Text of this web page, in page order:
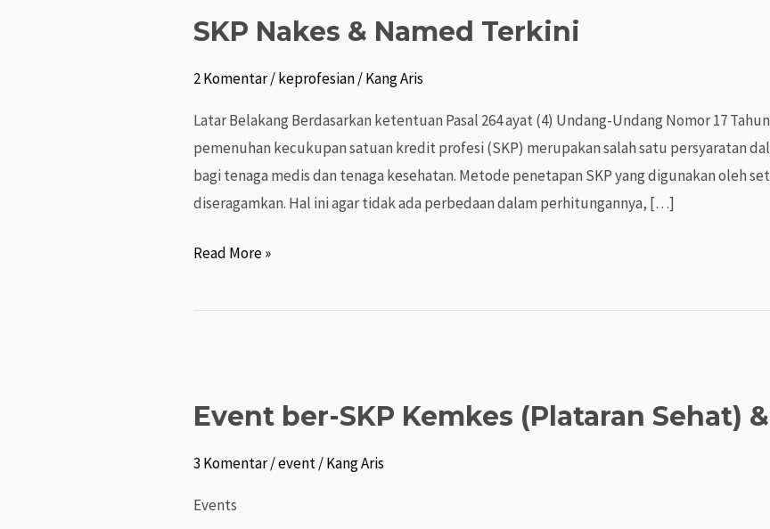
SKP Nakes & Named Terkini
2 Komentar/keprofesian/Kang Aris
Latar Belakang Berdasarkan ketentuan Pasal 264 ayat (4) Undang-Undang Nomor 17
pemenuhan kecukupan satuan kredit profesi (SKP) merupakan salah satu persyaratan
bagi tenaga medis dan tenaga kesehatan. Metode penetapan SKP yang digunakan oleh
diseragamkan. Hal ini agar tidak ada perbedaan dalam perhitungannya, […]
SKP
&
Read More »
Event ber-SKP Kemkes (Plataran Sehat)
3 Komentar/event/Kang Aris
Events